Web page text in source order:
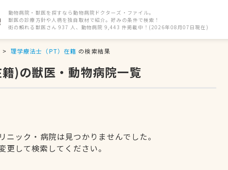
動物病院・獣医を探すなら動物病院ドクターズ・ファイル。
獣医の診療方針や人柄を独自取材で紹介。好みの条件で検索！
街の頼れる獣医さん 937 人、動物病院 9,443 件掲載中！(2026年08月07日現在)
理学療法士（PT）在籍 の検索結果
)の獣医・動物病院一覧
ニック・病院は見つかりませんでした。
更して検索してください。